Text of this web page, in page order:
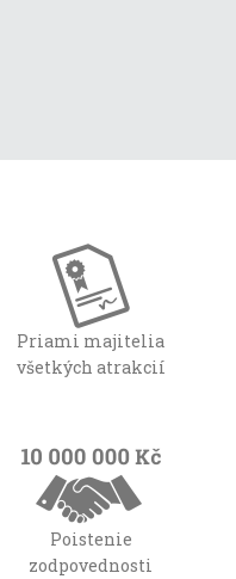
Priami majitelia
všetkých atrakcií
Poistenie
zodpovednosti